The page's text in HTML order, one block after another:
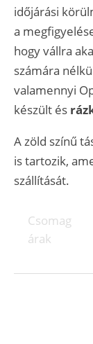
időjárási
a
hogy vállra
számára
valamennyi
készült és
A zöld színű
is tartozik,
szállítását.
Csomag
árak